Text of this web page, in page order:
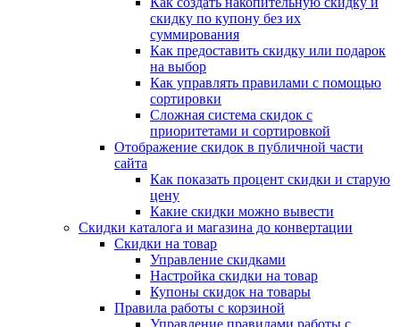
скидку по купону без их
суммирования
Как предоставить скидку или подарок
на выбор
Как управлять правилами с помощью
сортировки
Сложная система скидок с
приоритетами и сортировкой
Отображение скидок в публичной части
сайта
Как показать процент скидки и старую
цену
Какие скидки можно вывести
Скидки каталога и магазина до конвертации
Скидки на товар
Управление скидками
Настройка скидки на товар
Купоны скидок на товары
Правила работы с корзиной
Управление правилами работы с